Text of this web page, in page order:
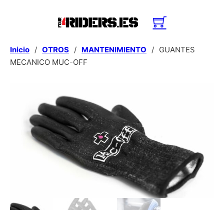
Inicio / OTROS / MANTENIMIENTO / GUANTES
MECANICO MUC-OFF